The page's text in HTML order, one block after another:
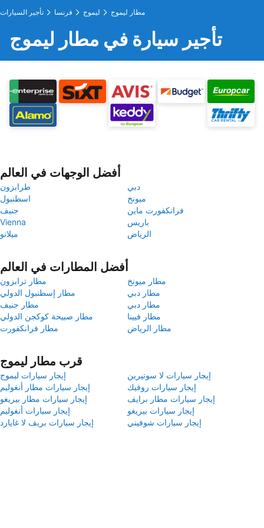
تأجير السيارات فرنسا ليموج مطار ليموج
تأجير سيارة في مطار ليموج
أفضل الوجهات في العالم
طرابزون
دبي
اسطنبول
ميونخ
جنيف
فرانكفورت ماين
Vienna
باريس
ميلانو
الرياض
أفضل المطارات في العالم
مطار ترابزون
مطار ميونخ
مطار إسطنبول الدولي
مطار دبي
مطار جنيف
مطار دبي
مطار صبيحة كوكجن الدولي
مطار فيينا
مطار فرانكفورت
مطار الرياض
قرب مطار ليموج
إيجار سيارات ليموج
إيجار سيارات لا سوتيرين
إيجار سيارات مطار أنغوليم
إيجار سيارات روفيك
إيجار سيارات مطار بيريغو
إيجار سيارات مطار برايف
إيجار سيارات أنغوليم
إيجار سيارات بيريغو
إيجار سيارات بريف لا غايارد
إيجار سيارات شوفيني